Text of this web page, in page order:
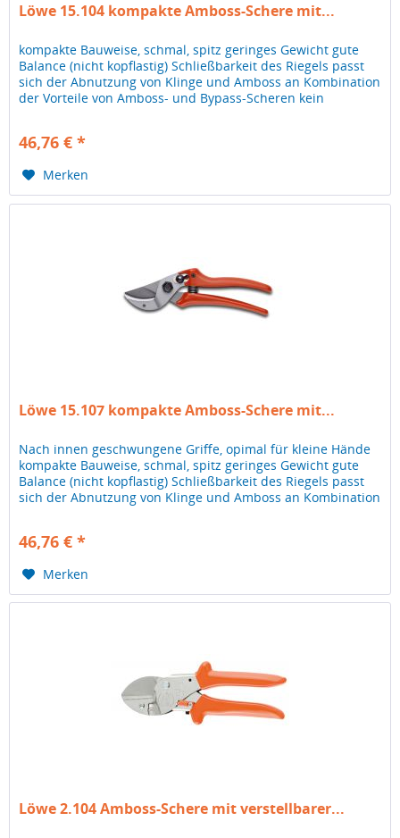
Löwe 15.104 kompakte Amboss-Schere mit...
kompakte Bauweise, schmal, spitz geringes Gewicht gute
Balance (nicht kopflastig) Schließbarkeit des Riegels passt
sich der Abnutzung von Klinge und Amboss an Kombination
der Vorteile von Amboss- und Bypass-Scheren kein
46,76 € *
Merken
Löwe 15.107 kompakte Amboss-Schere mit...
Nach innen geschwungene Griffe, opimal für kleine Hände
kompakte Bauweise, schmal, spitz geringes Gewicht gute
Balance (nicht kopflastig) Schließbarkeit des Riegels passt
sich der Abnutzung von Klinge und Amboss an Kombination
46,76 € *
Merken
Löwe 2.104 Amboss-Schere mit verstellbarer...